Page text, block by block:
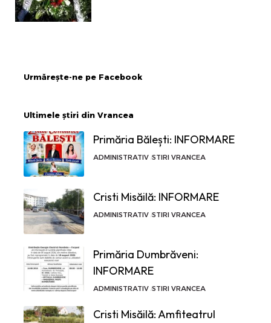
Urmărește-ne pe Facebook
Ultimele știri din Vrancea
Primăria Bălești: INFORMARE
ADMINISTRATIV STIRI VRANCEA
Cristi Misăilă: INFORMARE
ADMINISTRATIV STIRI VRANCEA
Primăria Dumbrăveni:
INFORMARE
ADMINISTRATIV STIRI VRANCEA
Cristi Misăilă: Amfiteatrul